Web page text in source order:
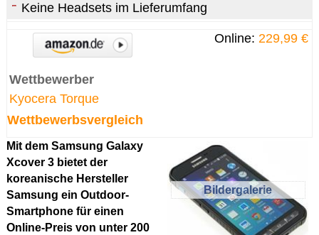
Keine Headsets im Lieferumfang
Online:229,99 €
Wettbewerber
Kyocera Torque
Wettbewerbsvergleich
Bildergalerie
Mit dem Samsung Galaxy
Xcover 3 bietet der
koreanische Hersteller
Samsung ein Outdoor-
Smartphone für einen
Online-Preis von unter 200